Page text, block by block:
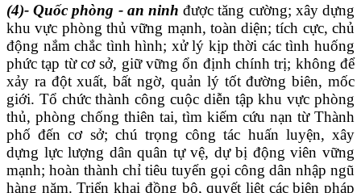
(4)-Quốc phòng - an ninh được tăng cường; xây dựng
khu vực phòng thủ vững mạnh, toàn diện;tích cực, chủ
động nắm chắc tình hình; xử lý kịp thời các tình huống
phức tạp từ cơ sở, giữ vững ổn định chính trị; không để
xảy ra đột xuất, bất ngờ, quản lý tốt đường biên, mốc
giới. Tổ chứcthành công cuộc diễn tập khu vực phòng
thủ, phòng chống thiên tai, tìm kiếm cứu nạn từ Thành
phố đến cơ sở; chú trọng công tác huấn luyện, xây
dựng lực lượng dân quân tự vệ, dự bị động viên vững
mạnh; hoàn thành chỉ tiêu tuyển gọi công dân nhập ngũ
hàng năm. Triển khai đồng bộ, quyết liệt các biện pháp